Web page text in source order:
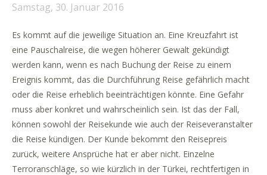
Samstag, 30. Januar 2016
Es kommt auf die jeweilige Situation an. Eine Kreuzfahrt ist
eine Pauschalreise, die wegen höherer Gewalt gekündigt
werden kann, wenn es nach Buchung der Reise zu einem
Ereignis kommt, das die Durchführung Reise gefährlich macht
oder die Reise erheblich beeinträchtigen könnte. Eine Gefahr
muss aber konkret und wahrscheinlich sein. Ist das der Fall,
können sowohl der Reisekunde wie auch der Reiseveranstalter
die Reise kündigen. Der Kunde bekommt den Reisepreis
zurück, weitere Ansprüche hat er aber nicht. Einzelne
Terroranschläge, so wie kürzlich in der Türkei, rechtfertigen in